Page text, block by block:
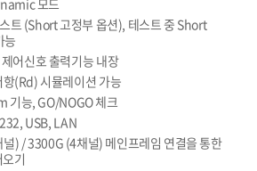
모드
트 (Short 고정부 옵션), 테스트 중 Short
능
어신호 출력기능 내장
(Rd) 시뮬레이션 가능
기능, GO/NOGO 체크
USB, LAN
) / 3300G (4채널) 메인프레임 연결을 통한
기